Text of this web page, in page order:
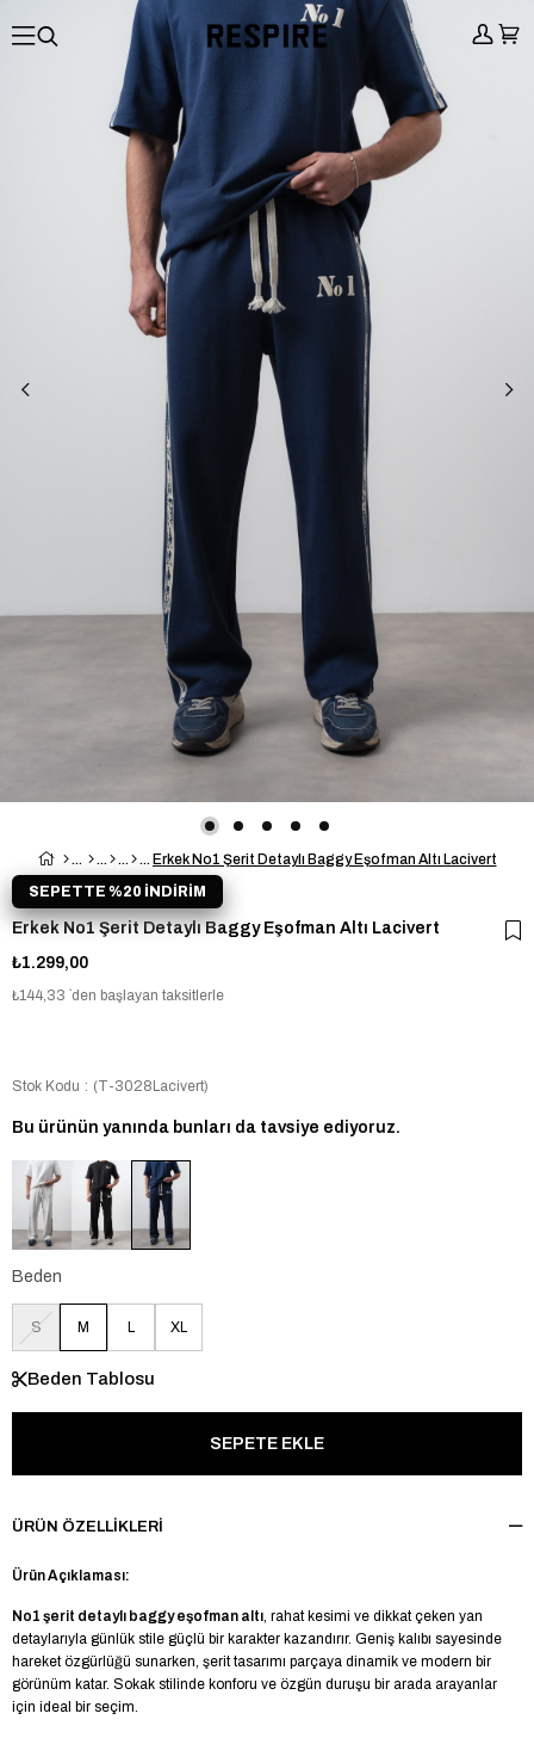
Erkek No1 Şerit Detaylı Baggy Eşofman Altı Lacivert
Erkek No1 Şerit Detaylı Baggy Eşofman Altı Lacivert
₺1.299,00
₺144,33 `den başlayan taksitlerle
SEPETTE %20 İNDİRİM
Stok Kodu (T-3028Lacivert)
Bu ürünün yanında bunları da tavsiye ediyoruz.
Beden
S M L XL
Beden Tablosu
ÜRÜN ÖZELLIKLERI
Ürün Açıklaması:
No1 şerit detaylı baggy eşofman altı, rahat kesimi ve dikkat çeken yan
detaylarıyla günlük stile güçlü bir karakter kazandırır. Geniş kalıbı sayesinde
hareket özgürlüğü sunarken, şerit tasarımı parçaya dinamik ve modern bir
görünüm katar. Sokak stilinde konforu ve özgün duruşu bir arada arayanlar
için ideal bir seçim.